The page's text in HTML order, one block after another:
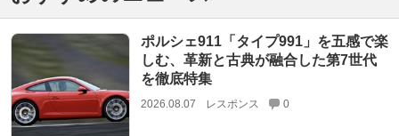
ポルシェ911「タイプ991」を五感で楽
しむ、革新と古典が融合した第7世代
を徹底特集
2026.08.07 レスポンス 0